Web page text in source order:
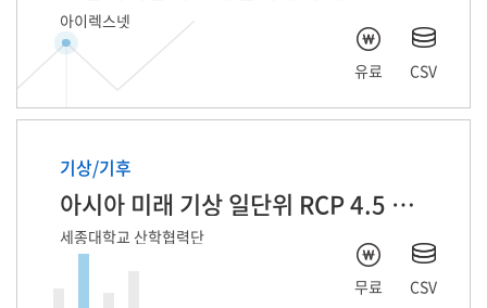
아이렉스넷
유료 CSV
기상/기후
아시아 미래 기상 일단위 RCP 4.5 자료
세종대학교 산학협력단
무료 CSV